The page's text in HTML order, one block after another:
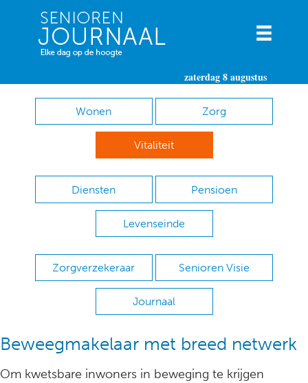
zaterdag 8 augustus
Wonen Zorg
Vitaliteit
Diensten Pensioen
Levenseinde
Zorgverzekeraar Senioren Visie
Journaal
Beweegmakelaar met breed netwerk
Om kwetsbare inwoners in beweging te krijgen